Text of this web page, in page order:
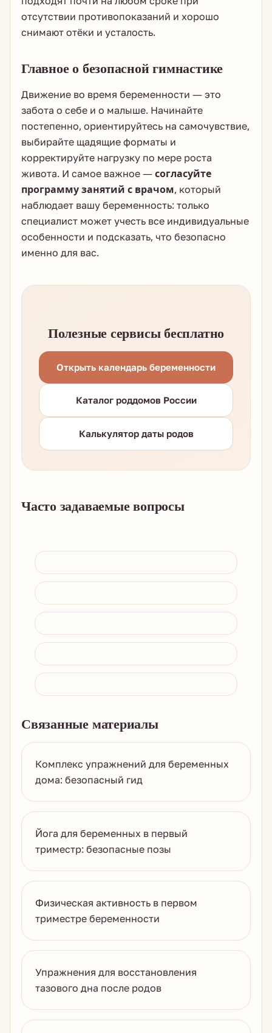
отсутствии противопоказаний и хорошо
снимают отёки и усталость.
Главное о безопасной гимнастике
Движение во время беременности — это
забота о себе и о малыше. Начинайте
постепенно, ориентируйтесь на самочувствие,
выбирайте щадящие форматы и
корректируйте нагрузку по мере роста
живота. И самое важное —согласуйте
программу занятий с врачом, который
наблюдает вашу беременность: только
специалист может учесть все индивидуальные
особенности и подсказать, что безопасно
именно для вас.
Полезные сервисы бесплатно
Открыть календарь беременности
Каталог роддомов России
Калькулятор даты родов
Часто задаваемые вопросы
Связанные материалы
Комплекс упражнений для беременных
дома: безопасный гид
Йога для беременных в первый
триместр: безопасные позы
Физическая активность в первом
триместре беременности
Упражнения для восстановления
тазового дна после родов